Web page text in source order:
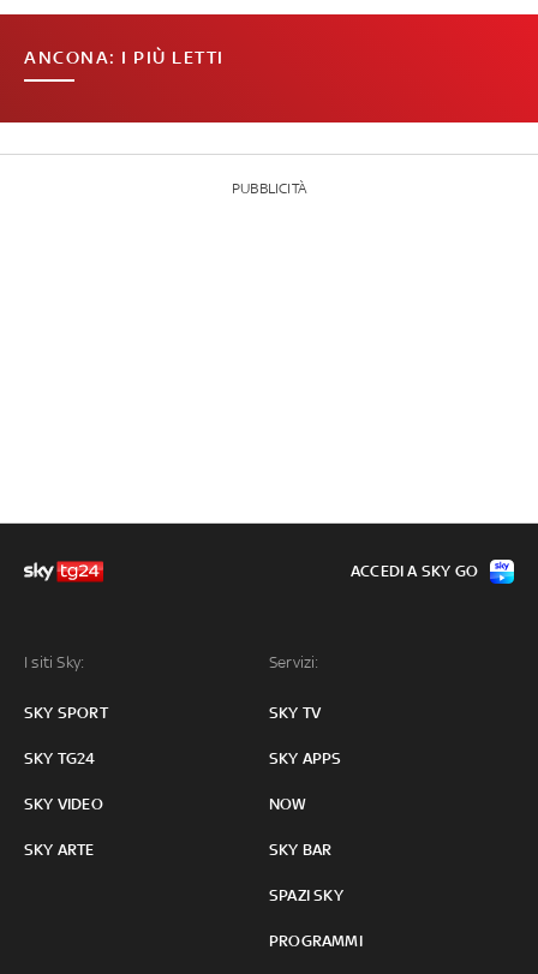
ANCONA: I PIÙ LETTI
PUBBLICITÀ
I siti Sky:
SKY SPORT
SKY TG24
SKY VIDEO
SKY ARTE
Servizi:
SKY TV
SKY APPS
NOW
SKY BAR
SPAZI SKY
PROGRAMMI
ACCEDI A SKY GO